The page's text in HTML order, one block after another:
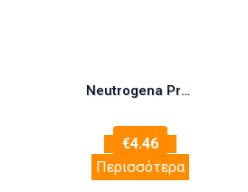
Neutrogena Promo (1+1 Δώρο) Lipcare Ενυδατικό Στικ Χειλιών 2×4.8gr
€4.46
Περισσότερα